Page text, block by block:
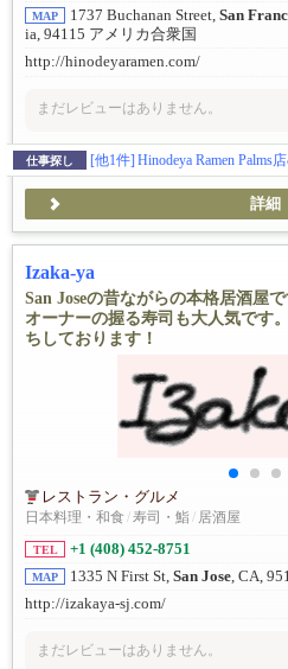
MAP 1737 Buchanan Street, San
ia, 94115 アメリカ合衆国
http://hinodeyaramen.com/
まだレビューはありません。
仕事探し [他1件] Hinodeya Ramen Palms
詳細
Izaka-ya
San Joseの昔ながらの本格居酒屋
オーナーの握る寿司も大人気です
ちしております！
レストラン・グルメ
日本料理・和食 /寿司・鮨 / 居酒屋
TEL +1 (408) 452-8751
MAP 1335 N First St, San Jose, CA,
http://izakaya-sj.com/
まだレビューはありません。